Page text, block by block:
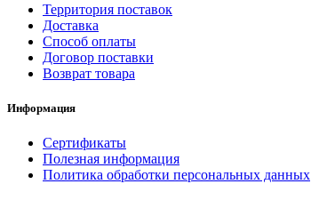
Территория поставок
Доставка
Способ оплаты
Договор поставки
Возврат товара
Информация
Сертификаты
Полезная информация
Политика обработки персональных данных